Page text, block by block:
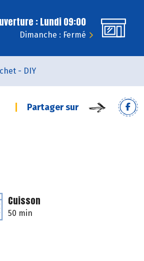
: Lundi 09:00
Dimanche : Fermé
- DIY
Partager sur
Cuisson
50 min